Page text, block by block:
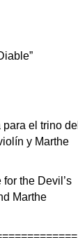
el trino del
y Marthe
the Devil’s
Marthe